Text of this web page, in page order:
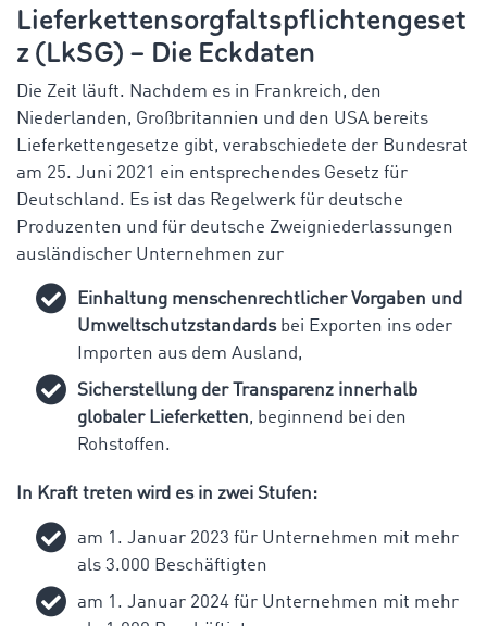
Lieferkettensorgfaltspflichtengeset
z (LkSG) – Die Eckdaten
Die Zeit läuft. Nachdem es in Frankreich, den
Niederlanden, Großbritannien und den USA bereits
Lieferkettengesetze gibt, verabschiedete der Bundesrat
am 25. Juni 2021 ein entsprechendes Gesetz für
Deutschland. Es ist das Regelwerk für deutsche
Produzenten und für deutsche Zweigniederlassungen
ausländischer Unternehmen zur
Einhaltung menschenrechtlicher Vorgaben und
Umweltschutzstandardsbei Exporten ins oder
Importen aus dem Ausland,
Sicherstellung der Transparenz innerhalb
globaler Lieferketten, beginnend bei den
Rohstoffen.
In Kraft treten wird es in zwei Stufen:
am 1. Januar 2023 für Unternehmen mit mehr
als 3.000 Beschäftigten
am 1. Januar 2024 für Unternehmen mit mehr